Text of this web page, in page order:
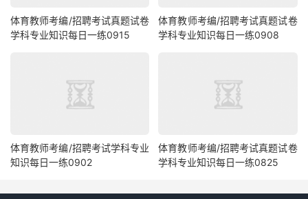
体育教师考编/招聘考试真题试卷
学科专业知识每日一练0915
体育教师考编/招聘考试真题试卷
学科专业知识每日一练0908
体育教师考编/招聘考试学科专业
知识每日一练0902
体育教师考编/招聘考试真题试卷
学科专业知识每日一练0825